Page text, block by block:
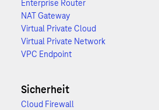
Enterprise Router
NAT Gateway
Virtual Private Cloud
Virtual Private Network
VPC Endpoint
Sicherheit
Cloud Firewall